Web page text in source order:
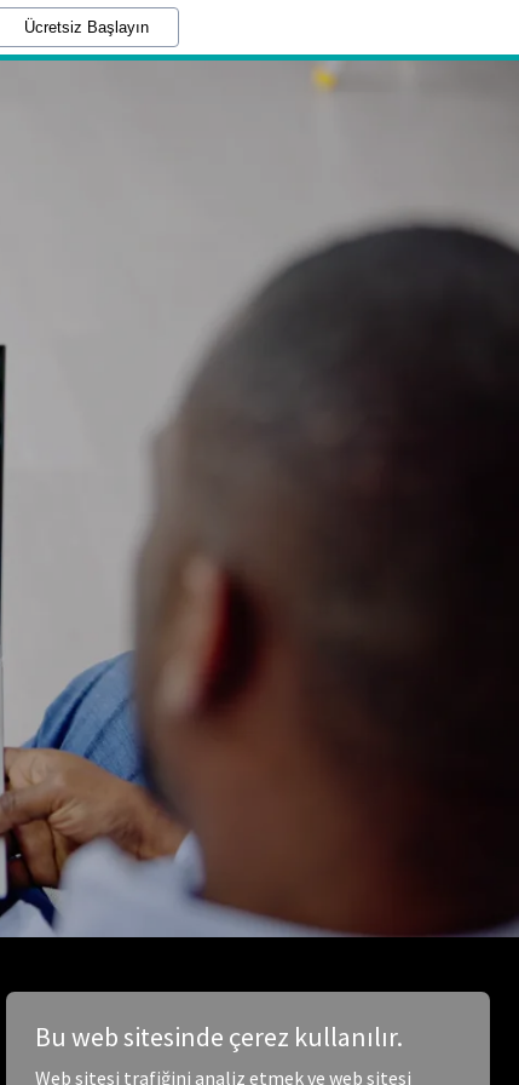
Ücretsiz Başlayın
Bu web sitesinde çerez kullanılır.
Web sitesi trafiğini analiz etmek ve web sitesi